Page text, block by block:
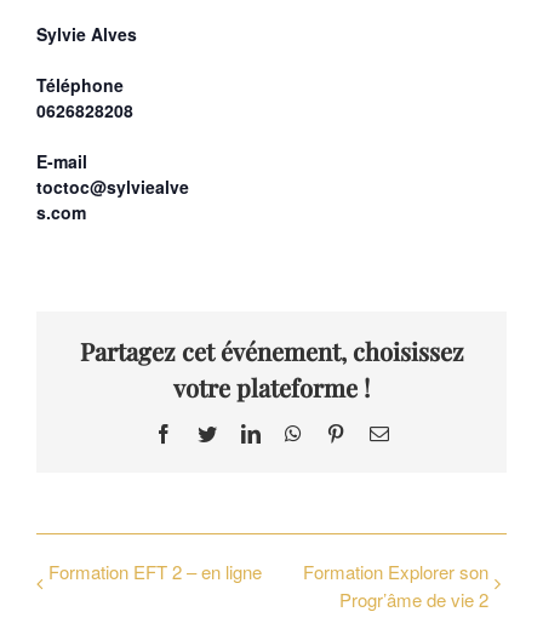
Sylvie Alves
Téléphone
0626828208
E-mail
toctoc@sylviealve
s.com
Partagez cet événement, choisissez
votre plateforme !
Facebook
TwitterLinkedInWhatsApp
PinterestEmail
Formation EFT 2 – en ligne
Formation Explorer son
Progr’âme de vie 2